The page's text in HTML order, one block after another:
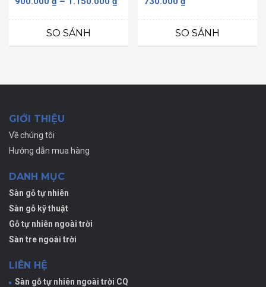
hạng
sao
SO SÁNH
hạng
sao
SO SÁNH
GIỚI THIỆU
Về chúng tôi
Hướng dẫn mua hàng
DANH MỤC
Sàn gỗ tự nhiên
Sàn gỗ kỹ thuật
Gỗ tự nhiên ngoài trời
Sàn tre ngoài trời
LIÊN HỆ
Sàn gỗ tự nhiên ngoài trời CQ